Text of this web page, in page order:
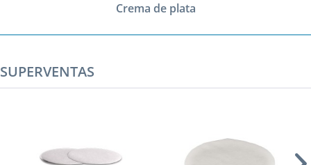
Crema de plata
SUPERVENTAS